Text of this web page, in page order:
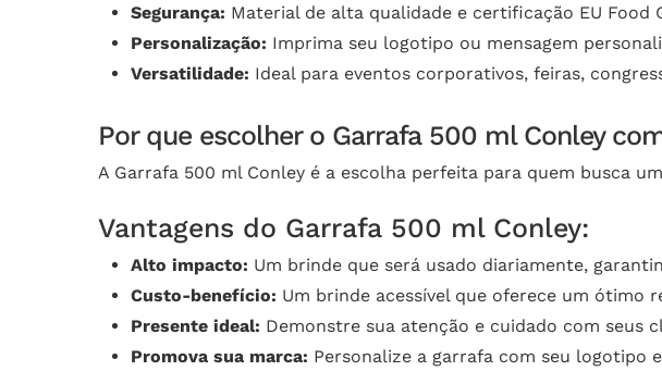
Segurança: Material de alta qualidade e certificação EU
Personalização: Imprima seu logotipo ou mensagem
Versatilidade: Ideal para eventos corporativos, feiras,
Por que escolher o Garrafa 500 ml Conley
A Garrafa 500 ml Conley é a escolha perfeita para quem busca
Vantagens do Garrafa 500 ml Conley:
Alto impacto: Um brinde que será usado diariamente,
Custo-benefício: Um brinde acessível que oferece um ótimo
Presente ideal: Demonstre sua atenção e cuidado com seus
Promova sua marca: Personalize a garrafa com seu logotipo